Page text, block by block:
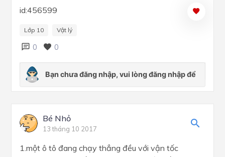
id:456599
Lớp 10 Vật lý
0 0
Bé Nhỏ
13 tháng 10 2017
1.một ô tô đang chạy thẳng đều với vận tốc